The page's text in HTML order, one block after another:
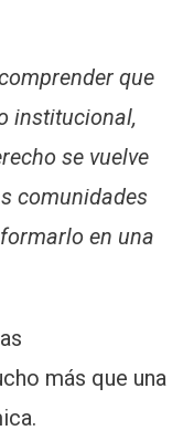
que
institucional,
se vuelve
comunidades
en una
más que una